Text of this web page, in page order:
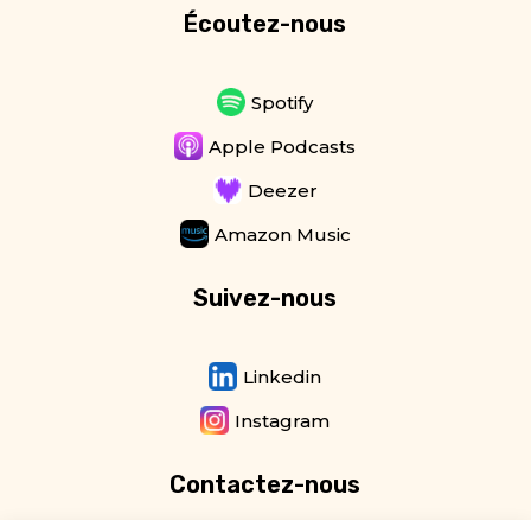
Écoutez-nous
Spotify
Apple Podcasts
Deezer
Amazon Music
Suivez-nous
Linkedin
Instagram
Contactez-nous